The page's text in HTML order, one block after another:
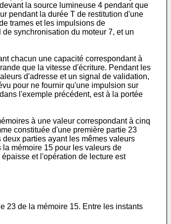
la source lumineuse 4 pendant que
pendant la durée T de restitution d'une
trames et les impulsions de
synchronisation du moteur 7, et un
chacun une capacité correspondant à
que la vitesse d'écriture. Pendant les
d'adresse et un signal de validation,
pour ne fournir qu'une impulsion sur
l'exemple précédent, est à la portée
à une valeur correspondant à cinq
constituée d'une première partie 23
parties ayant les mêmes valeurs
mémoire 15 pour les valeurs de
et l'opération de lecture est
23 de la mémoire 15. Entre les instants